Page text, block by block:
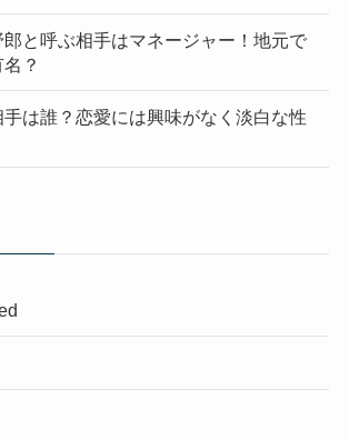
と呼ぶ相手はマネージャー！地元で
？
は誰？恋愛には興味がなく淡白な性